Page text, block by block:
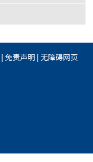
|免责声明|无障碍网页